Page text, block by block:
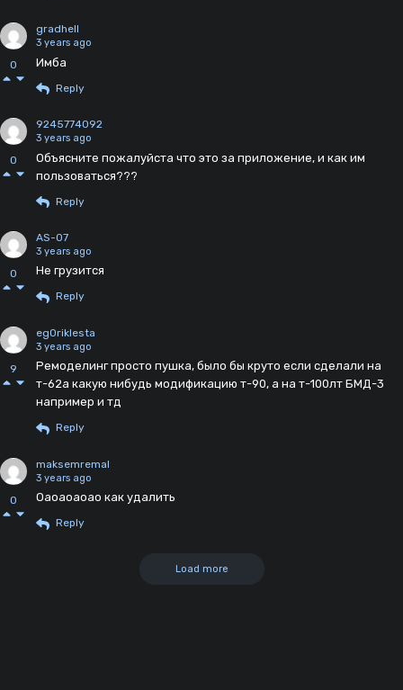
0
gradhell
3 years ago
Имба
Reply
0
9245774092
3 years ago
Объясните пожалуйста что это за приложение, и как им
пользоваться???
Reply
0
AS-07
3 years ago
Не грузится
Reply
9
eg0riklesta
3 years ago
Ремоделинг просто пушка, было бы круто если сделали на
т-62а какую нибудь модификацию т-90, а на т-100лт БМД-3
например и тд
Reply
0
maksemremal
3 years ago
Оаоаоаоао как удалить
Reply
Load more